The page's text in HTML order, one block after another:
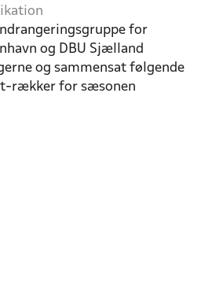
for
og DBU Sjælland
og sammensat følgende
rækker for sæsonen